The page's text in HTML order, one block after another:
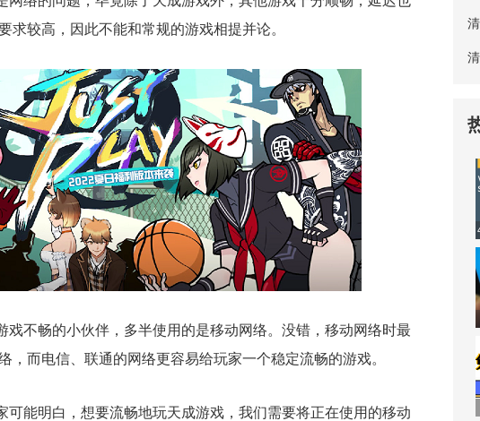
求较高，因此不能和常规的游戏相提并论。
戏不畅的小伙伴，多半使用的是移动网络。没错，移动网络时最
，而电信、联通的网络更容易给玩家一个稳定流畅的游戏。
可能明白，想要流畅地玩天成游戏，我们需要将正在使用的移动